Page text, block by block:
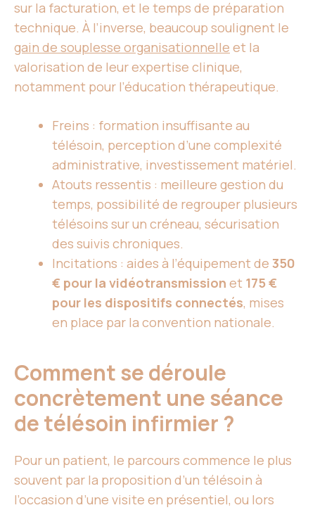
sur la facturation, et le temps de préparation
technique. À l’inverse, beaucoup soulignent le
gain de souplesse organisationnelle et la
valorisation de leur expertise clinique,
notamment pour l’éducation thérapeutique.
Freins : formation insuffisante au
télésoin, perception d’une complexité
administrative, investissement matériel.
Atouts ressentis : meilleure gestion du
temps, possibilité de regrouper plusieurs
télésoins sur un créneau, sécurisation
des suivis chroniques.
Incitations : aides à l’équipement de 350
€ pour la vidéotransmission et 175 €
pour les dispositifs connectés, mises
en place par la convention nationale.
Comment se déroule
concrètement une séance
de télésoin infirmier ?
Pour un patient, le parcours commence le plus
souvent par la proposition d’un télésoin à
l’occasion d’une visite en présentiel, ou lors